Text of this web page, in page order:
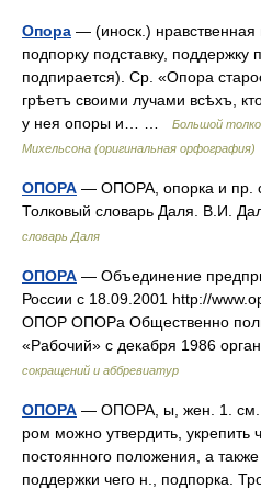
Опора — (иноск.) нравственная
подпорку подставку,
подпирается). Ср. «Опора
грѣетъ своими лучами всѣхъ,
у нея опоры и… …
Большой
Михельсона (оригинальная орфография)
ОПОРА — ОПОРА, опорка и пр.
Толковый словарь Даля. В.И.
словарь Даля
ОПОРА — Объединение
России с 18.09.2001 http://
ОПОР ОПОРа Общественно
«Рабочий» с декабря 1986
сокращений и аббревиатур
ОПОРА — ОПОРА, ы, жен. 1. см.
ром можно утвердить, укрепить
постоянного положения, а
поддержки чего н., подпорка.